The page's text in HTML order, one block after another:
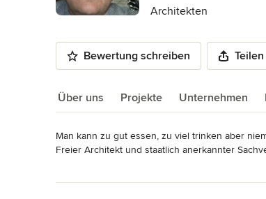
Architekten
Bewertung schreiben Teilen
Über uns Projekte Unternehmen
Über uns
Man kann zu gut essen, zu viel trinken aber
Freier Architekt und staatlich anerkannter
Auszeichnungen: